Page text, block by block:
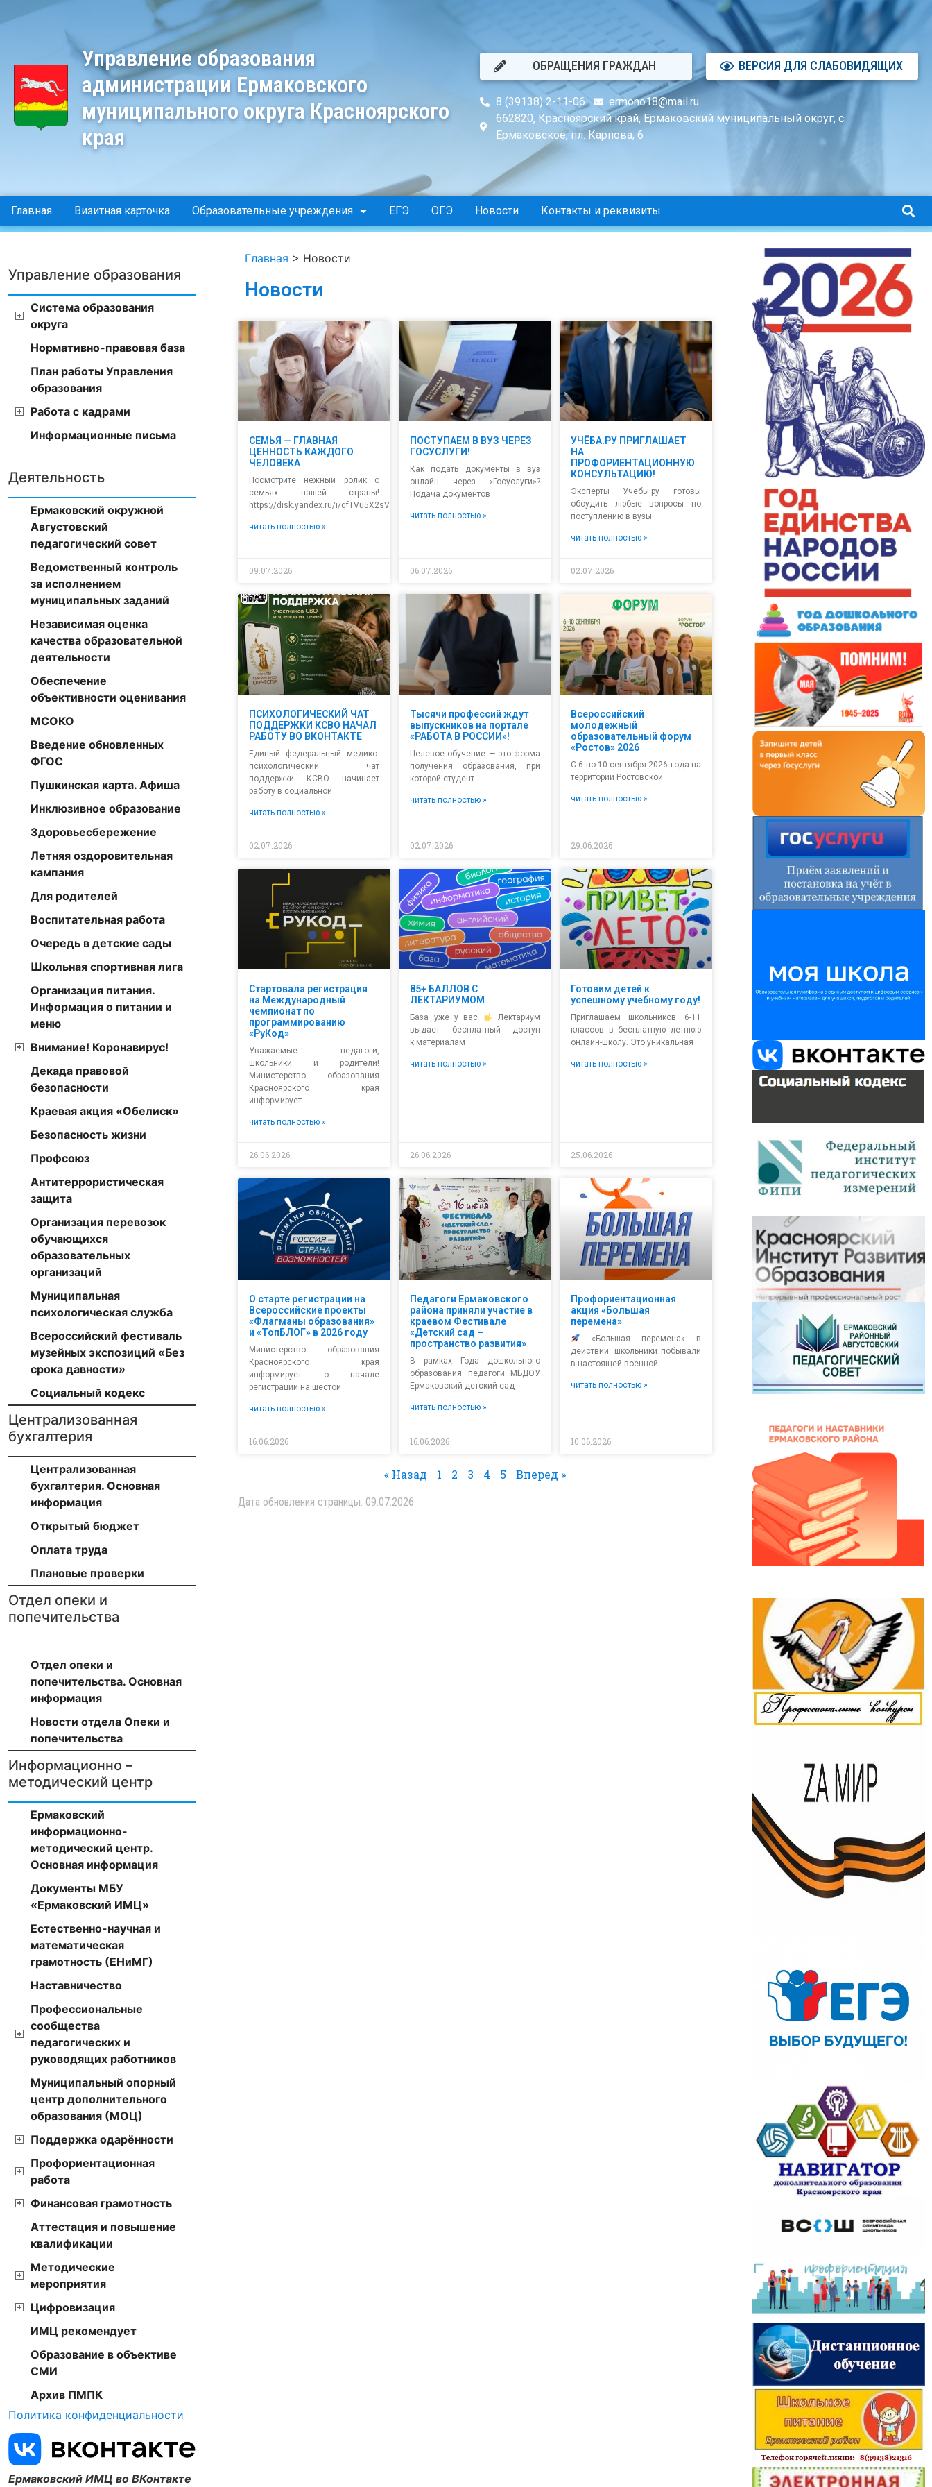
Управление образования
администрации Ермаковского
муниципального округа Красноярского
края
ОБРАЩЕНИЯ ГРАЖДАН ВЕРСИЯ ДЛЯ СЛАБОВИДЯЩИХ
8 (39138) 2-11-06
ermono18@mail.ru
662820, Красноярский край, Ермаковский муниципальный округ, с.
Ермаковское, пл. Карпова, 6
Главная Визитная карточка Образовательные учреждения ЕГЭ ОГЭ Новости Контакты и реквизиты
Управление образования
Система образования
округа
Нормативно-правовая база
План работы Управления
образования
Работа с кадрами
Информационные письма
Деятельность
Ермаковский окружной
Августовский
педагогический совет
Ведомственный контроль
за исполнением
муниципальных заданий
Независимая оценка
качества образовательной
деятельности
Обеспечение
объективности оценивания
МСОКО
Введение обновленных
ФГОС
Пушкинская карта. Афиша
Инклюзивное образование
Здоровьесбережение
Летняя оздоровительная
кампания
Для родителей
Воспитательная работа
Очередь в детские сады
Школьная спортивная лига
Организация питания.
Информация о питании и
меню
Внимание! Коронавирус!
Декада правовой
безопасности
Краевая акция «Обелиск»
Безопасность жизни
Профсоюз
Антитеррористическая
защита
Организация перевозок
обучающихся
образовательных
организаций
Муниципальная
психологическая служба
Всероссийский фестиваль
музейных экспозиций «Без
срока давности»
Социальный кодекс
Централизованная
бухгалтерия
Централизованная
бухгалтерия. Основная
информация
Открытый бюджет
Оплата труда
Плановые проверки
Отдел опеки и
попечительства
Отдел опеки и
попечительства. Основная
информация
Новости отдела Опеки и
попечительства
Информационно –
методический центр
Ермаковский
информационно-
методический центр.
Основная информация
Документы МБУ
«Ермаковский ИМЦ»
Естественно-научная и
математическая
грамотность (ЕНиМГ)
Наставничество
Профессиональные
сообщества
педагогических и
руководящих работников
Муниципальный опорный
центр дополнительного
образования (МОЦ)
Поддержка одарённости
Профориентационная
работа
Финансовая грамотность
Аттестация и повышение
квалификации
Методические
мероприятия
Цифровизация
ИМЦ рекомендует
Образование в объективе
СМИ
Архив ПМПК
Политика конфиденциальности
Ермаковский ИМЦ во ВКонтакте
Главная > Новости
Новости
СЕМЬЯ — ГЛАВНАЯ
ЦЕННОСТЬ КАЖДОГО
ЧЕЛОВЕКА
Посмотрите нежный ролик о
семьях нашей страны!
https://disk.yandex.ru/i/qfTVu5X2sVs9rA
читать полностью »
09.07.2026
ПОСТУПАЕМ В ВУЗ ЧЕРЕЗ
ГОСУСЛУГИ!
Как подать документы в вуз
онлайн через «Госуслуги»?
Подача документов
читать полностью »
06.07.2026
УЧЁБА.РУ ПРИГЛАШАЕТ
НА
ПРОФОРИЕНТАЦИОННУЮ
КОНСУЛЬТАЦИЮ!
Эксперты Учебы.ру готовы
обсудить любые вопросы по
поступлению в вузы
читать полностью »
02.07.2026
ПСИХОЛОГИЧЕСКИЙ ЧАТ
ПОДДЕРЖКИ КСВО НАЧАЛ
РАБОТУ ВО ВКОНТАКТЕ
Единый федеральный медико-
психологический чат
поддержки КСВО начинает
работу в социальной
читать полностью »
02.07.2026
Тысячи профессий ждут
выпускников на портале
«РАБОТА В РОССИИ»!
Целевое обучение — это форма
получения образования, при
которой студент
читать полностью »
02.07.2026
Всероссийский
молодежный
образовательный форум
«Ростов» 2026
С 6 по 10 сентября 2026 года на
территории Ростовской
читать полностью »
29.06.2026
Стартовала регистрация
на Международный
чемпионат по
программированию
«РуКод»
Уважаемые педагоги,
школьники и родители!
Министерство образования
Красноярского края
информирует
читать полностью »
26.06.2026
85+ БАЛЛОВ С
ЛЕКТАРИУМОМ
База уже у вас
Лектариум
выдает бесплатный доступ
к материалам
читать полностью »
26.06.2026
Готовим детей к
успешному учебному году!
Приглашаем школьников 6-11
классов в бесплатную летнюю
онлайн-школу. Это уникальная
читать полностью »
25.06.2026
О старте регистрации на
Всероссийские проекты
«Флагманы образования»
и «ТопБЛОГ» в 2026 году
Министерство образования
Красноярского края
информирует о начале
регистрации на шестой
читать полностью »
16.06.2026
Педагоги Ермаковского
района приняли участие в
краевом Фестивале
«Детский сад –
пространство развития»
В рамках Года дошкольного
образования педагоги МБДОУ
Ермаковский детский сад
читать полностью »
16.06.2026
Профориентационная
акция «Большая
перемена»
«Большая перемена» в
действии: школьники побывали
в настоящей военной
читать полностью »
10.06.2026
« Назад 1 2 3 4 5 Вперед »
Дата обновления страницы: 09.07.2026